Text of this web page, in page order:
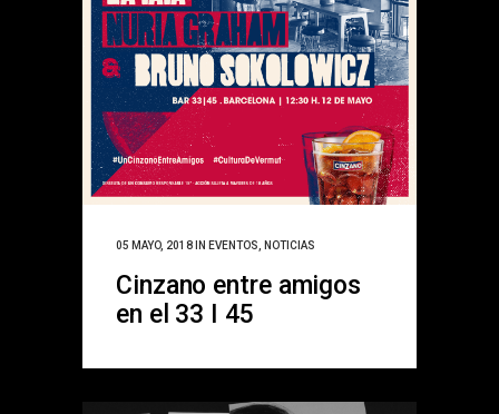
05 MAYO, 2018 IN EVENTOS NOTICIAS
Cinzano entre amigos
en el 33 I 45